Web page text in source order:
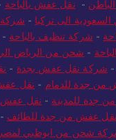
- نقل عفش بالباحة
الى تركيا -
- شركة تنظيف بالباحة -
- شحن من الرياض
- شركة نقل عفش بجدة -
من جدة للدمام - نقل
جدة للمدينة - نقل عفش
نقل عفش من جدة للطائف -
شحن من ابوظبي لمصر